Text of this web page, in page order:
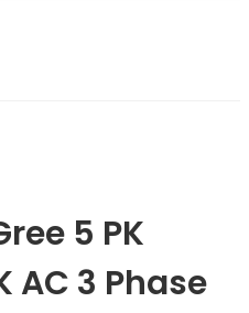
5 PK
AC 3 Phase